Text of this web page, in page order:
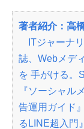
著者紹介：高
ITジャーナ
誌、Webメデ
を 手がける。
『ソーシャル
告運用ガイド
るLINE超入門